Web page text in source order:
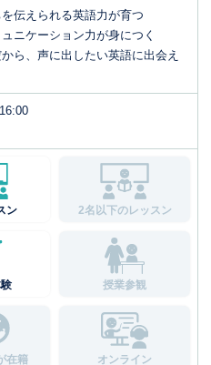
を伝えられる英語力が育つ
ニケーション力が身につく
ら、声に出したい英語に出会え
ン 2名以下のレッスン
授業参観
在籍 オンライン